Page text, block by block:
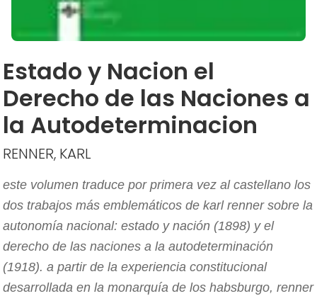
Estado y Nacion el
Derecho de las Naciones a
la Autodeterminacion
RENNER, KARL
este volumen traduce por primera vez al castellano los
dos trabajos más emblemáticos de karl renner sobre la
autonomía nacional: estado y nación (1898) y el
derecho de las naciones a la autodeterminación
(1918). a partir de la experiencia constitucional
desarrollada en la monarquía de los habsburgo, renner